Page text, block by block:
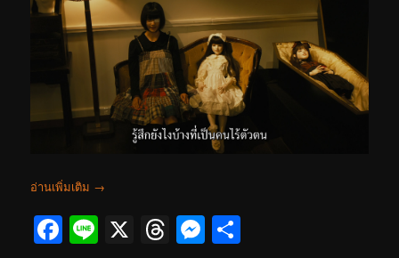
อ่านเพิ่มเติม →
Facebook
Line
X Threads
Messenger